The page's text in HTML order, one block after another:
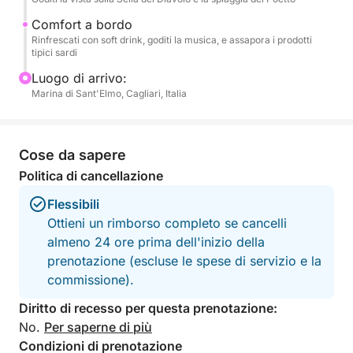
comfort e piacere. Avrai a disposizione uno skipper
professionale (italiano e inglese) e il carburante è
incluso. Potrai goderti le soste per il bagno, relax e
snorkeling, con maschere e boccaglio a
disposizione. La musica a bordo creerà l'atmosfera
perfetta, e avrai sempre a disposizione acqua fresca
dolce ti attenderanno. Un tendalino offrirà ombra
quando desiderato, e un frigorifero a bordo
manterrà fresche le tue bevande. Non mancherà una
deliziosa degustazione di prodotti tipici sardi, per un
assaggio autentico dell'isola
Comfort a bordo
Rinfrescati con soft drink, goditi la musica, e assapora i prodotti
tipici sardi
Luogo di arrivo:
Marina di Sant'Elmo, Cagliari, Italia
Cose da sapere
Politica di cancellazione
Flessibili
Ottieni un rimborso completo se cancelli
almeno 24 ore prima dell'inizio della
prenotazione (escluse le spese di servizio e la
commissione).
Diritto di recesso per questa prenotazione:
No. Per saperne di più
Condizioni di prenotazione